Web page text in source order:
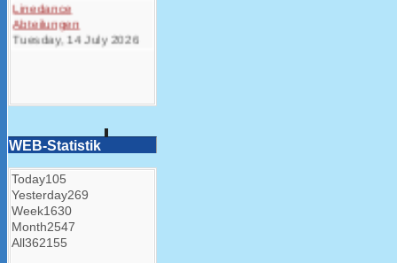
Linedance
Abteilungen
Tuesday, 14 July 2026
WEB-Statistik
Today105
Yesterday269
Week1630
Month2547
All362155